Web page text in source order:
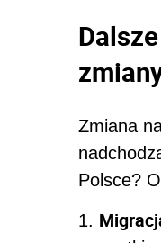
Zmiana
Polsce?
1.